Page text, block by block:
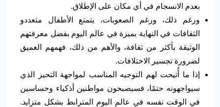
بعدم الانسجام في أي مكان على الإطلاق.
ورغم ذلك، ورغم الصعوبات، يتمتع الأطفال متعددو
الثقافات في النهاية بميزة في عالم اليوم بفضل معرفتهم
الوثيقة بأكثر من ثقافة، والأهم من ذلك، فهمهم العميق
لضرورة تجسير الاختلافات.
إذا ما أُتيحت لهم التوجيه المناسب لمواجهة التحيز الذي
سيواجهونه حتمًا، فسيصبحون مواطنين أذكياء وحساسين
في الوقت نفسه في عالم اليوم المترابط بشكل متزايد.